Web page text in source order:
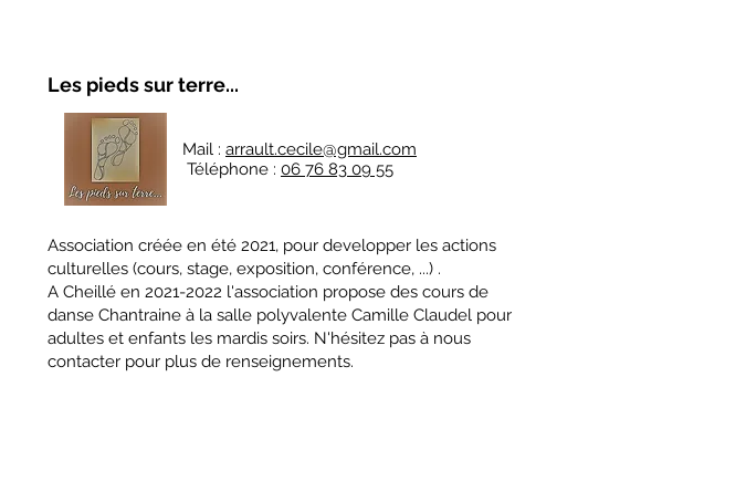
Les pieds sur terre...
Mail : arrault.cecile@gmail.com
Téléphone : 06 76 83 09 55
Association créée en été 2021, pour developper les actions
culturelles (cours, stage, exposition, conférence, ...) .
A Cheillé en 2021-2022 l'association propose des cours de
danse Chantraine à la salle polyvalente Camille Claudel pour
adultes et enfants les mardis soirs. N'hésitez pas à nous
contacter pour plus de renseignements.